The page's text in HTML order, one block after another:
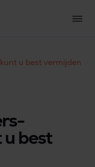
u best vermijden
best